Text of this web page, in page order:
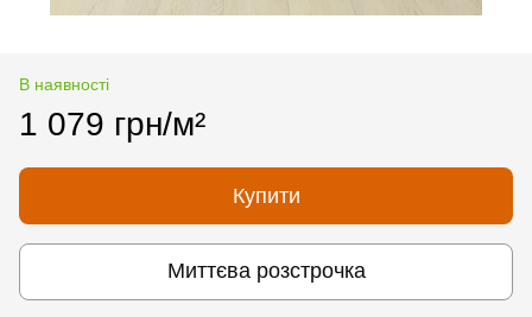
В наявності
1 079 грн/м²
Купити
Миттєва розстрочка